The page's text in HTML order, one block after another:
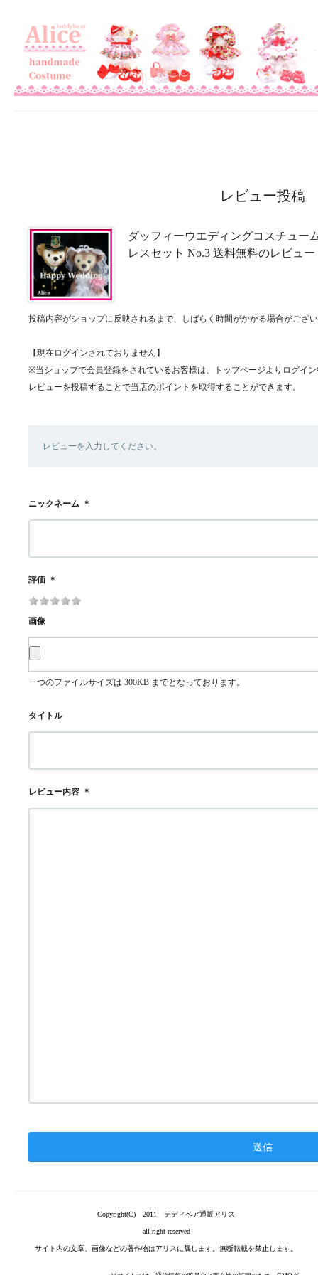
レビュー投稿
ダッフィーウエディングコスチュー
レスセット No.3 送料無料のレビュー
投稿内容がショップに反映されるまで、しばらく時間がかかる場合がござ
【現在ログインされておりません】
※当ショップで会員登録をされているお客様は、トップページよりログイ
レビューを投稿することで当店のポイントを取得することができます。
レビューを入力してください。
ニックネーム ＊
評価 ＊
画像
一つのファイルサイズは 300KB までとなっております。
タイトル
レビュー内容 ＊
Copyright(C) 2011 テディベア通販アリス
all right reserved
サイト内の文章、画像などの著作物はアリスに属します。無断転載を禁止します。